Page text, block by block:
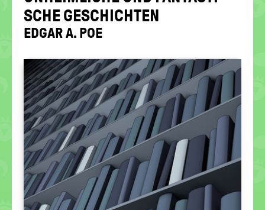
politische
Bildung
SCHE GE­SCHICH­TEN
EDGAR A. POE